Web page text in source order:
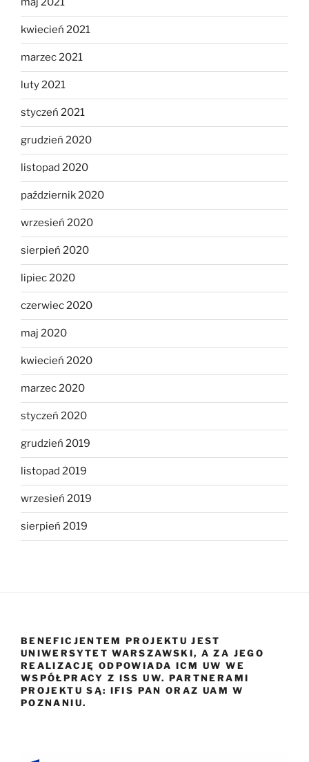
kwiecień 2021
marzec 2021
luty 2021
styczeń 2021
grudzień 2020
listopad 2020
październik 2020
wrzesień 2020
sierpień 2020
lipiec 2020
czerwiec 2020
maj 2020
kwiecień 2020
marzec 2020
styczeń 2020
grudzień 2019
listopad 2019
wrzesień 2019
sierpień 2019
BENEFICJENTEM PROJEKTU JEST
UNIWERSYTET WARSZAWSKI, A ZA JEGO
REALIZACJĘ ODPOWIADA ICM UW WE
WSPÓŁPRACY Z ISS UW. PARTNERAMI
PROJEKTU SĄ: IFIS PAN ORAZ UAM W
POZNANIU.